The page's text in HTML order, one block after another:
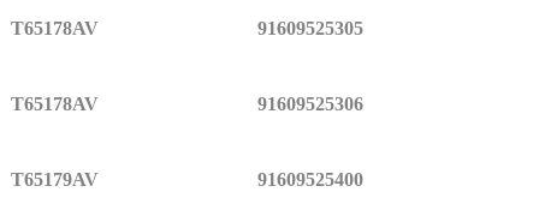
T65178AV 91609525305
T65178AV 91609525306
T65179AV 91609525400